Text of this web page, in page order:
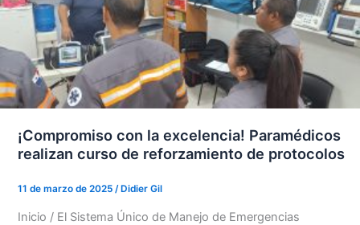
¡Compromiso con la excelencia! Paramédicos
realizan curso de reforzamiento de protocolos
11 de marzo de 2025 /Didier Gil
Inicio / El Sistema Único de Manejo de Emergencias